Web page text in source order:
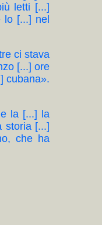
letti [...]
lo [...] nel
ci stava
[...] ore
cubana».
la [...] la
storia [...]
che ha